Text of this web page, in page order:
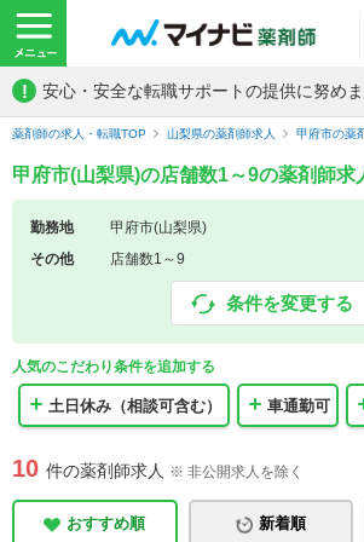
! 安心・安全な転職サポートの提供に努めま
薬剤師の求人・転職TOP 山梨県の薬剤師求人 甲府市の薬
甲府市(山梨県)の店舗数1～9の薬剤師求
勤務地
甲府市(山梨県)
その他
店舗数1～9
条件を変更する
人気のこだわり条件を追加する
土日休み（相談可含む） 車通勤可
10 件の薬剤師求人 ※ 非公開求人を除く
おすすめ順 新着順